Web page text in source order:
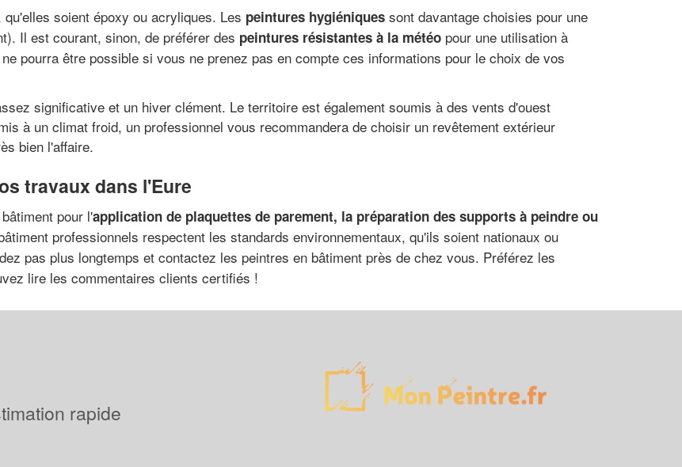
soient époxy ou acryliques. Les peintures hygiéniques sont davantage choisies pour une
Il est courant, sinon, de préférer des peintures résistantes à la météo pour une utilisation à
pourra être possible si vous ne prenez pas en compte ces informations pour le choix de vos
significative et un hiver clément. Le territoire est également soumis à des vents d'ouest
à un climat froid, un professionnel vous recommandera de choisir un revêtement extérieur
bien l'affaire.
travaux dans l'Eure
pour l'application de plaquettes de parement, la préparation des supports à peindre ou
professionnels respectent les standards environnementaux, qu'ils soient nationaux ou
pas plus longtemps et contactez les peintres en bâtiment près de chez vous. Préférez les
lire les commentaires clients certifiés !
rapide